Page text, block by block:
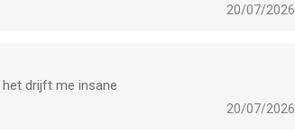
20/07/2026
drijft me insane
20/07/2026